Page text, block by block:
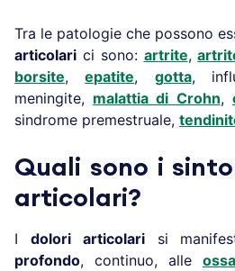
Tra le patologie che possono
articolari ci sono: artrite,
borsite,epatite, gotta,
meningite, malattia di Crohn,
sindrome premestruale,
Quali sono i
articolari?
I dolori articolarisi
profondo, continuo, alle ossa